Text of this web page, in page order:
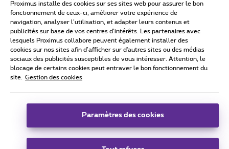
Conditions d'utilisation Accessibility statement
Tous droits réservés. © 2026
Conditions générales, info consommateur
Coordonnées de l’entreprise
Boulevard du Roi Albert II 27 - B-1030 Bruxelles.
Proximus installe des cookies sur ses sites web pour assurer le bon
fonctionnement de ceux-ci, améliorer votre expérience de
navigation, analyser l’utilisation, et adapter leurs contenus et
publicités sur base de vos centres d’intérêts. Les partenaires avec
lesquels Proximus collabore peuvent également installer des
cookies sur nos sites afin d’afficher sur d'autres sites ou des médias
sociaux des publicités susceptibles de vous intéresser. Attention, le
blocage de certains cookies peut entraver le bon fonctionnement du
site.
Gestion des cookies
Paramètres des cookies